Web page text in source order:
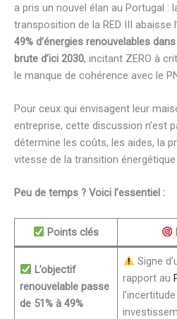
a pris un nouvel élan au Portugal :
transposition de la RED III abaisse
49% d’énergies renouvelables
brute d’ici 2030, incitant ZERO à
le manque de cohérence avec le
Pour ceux qui envisagent leur
entreprise, cette discussion n’est
détermine les coûts, les aides, la
vitesse de la transition
Peu de temps ? Voici l’essentiel :
Points clés
L’objectif
renouvelable passe
de 51% à 49%
Signe
rapport au